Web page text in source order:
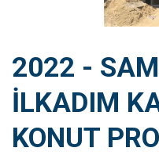
2022 -
İLKADIM
KONUT